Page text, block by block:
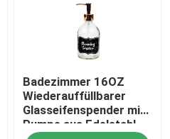
Badezimmer 16OZ
Wiederauffüllbarer
Glasseifenspender mit
Pumpe aus Edelstahl